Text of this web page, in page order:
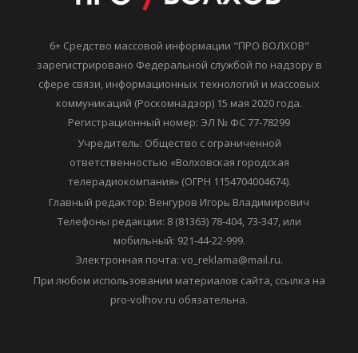
6+ Средство массовой информации "ПРО ВОЛХОВ"
зарегистрировано Федеральной службой по надзору в
сфере связи, информационных технологий и массовых
коммуникаций (Роскомнадзор) 15 мая 2020 года.
Регистрационный номер: ЭЛ № ФС 77-78299
Учредитель: Общество с ограниченной
ответственностью «Волховская городская
телерадиокомпания» (ОГРН 1154704004674).
Главный редактор: Венгуров Игорь Владимирович
Телефоны редакции: 8 (81363) 78-404, 73-347, или
мобильный: 921-44-22-999.
Электронная почта: vo_reklama@mail.ru.
При любом использовании материалов сайта, ссылка на
pro-volhov.ru обязательна.